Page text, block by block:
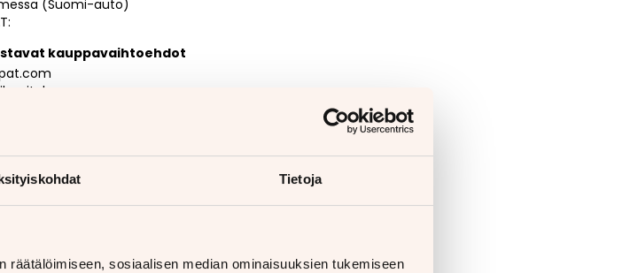
Tietoja
sosiaalisen median ominaisuuksien tukemiseen
(Suomi-auto)
kauppavaihtoehdot